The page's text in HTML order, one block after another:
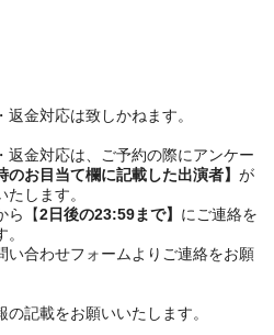
金対応は致しかねます。
返金対応は、ご予約の際にアンケー
のお目当て欄に記載した出演者】 が
します。
ら【2日後の23:59まで】 にご連絡を
い合わせフォームよりご連絡をお願
記載をお願いいたします。